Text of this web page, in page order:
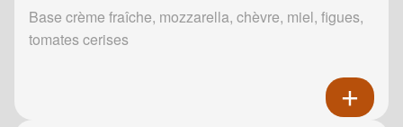
Base crème fraîche, mozzarella, chèvre, miel, figues,
tomates cerises